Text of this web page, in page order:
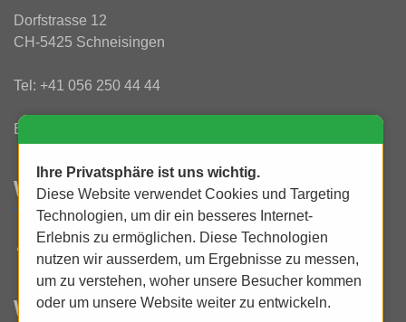
Dorfstrasse 12
CH-5425 Schneisingen
Tel: +41 056 250 44 44
E-Mail:
WAS IST NEU?
UHD 4K bei uns erleben und staunen!
WEITERES
Ihre Privatsphäre ist uns wichtig.
Diese Website verwendet Cookies und Targeting
Technologien, um dir ein besseres Internet-
Erlebnis zu ermöglichen. Diese Technologien
nutzen wir ausserdem, um Ergebnisse zu messen,
um zu verstehen, woher unsere Besucher kommen
oder um unsere Website weiter zu entwickeln.